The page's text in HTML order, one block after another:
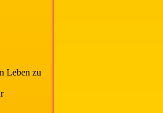
Leben zu